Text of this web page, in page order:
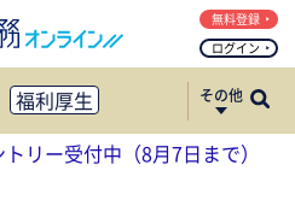
ログイン
無料登録
福利厚生
その他
リー受付中（8月7日まで）